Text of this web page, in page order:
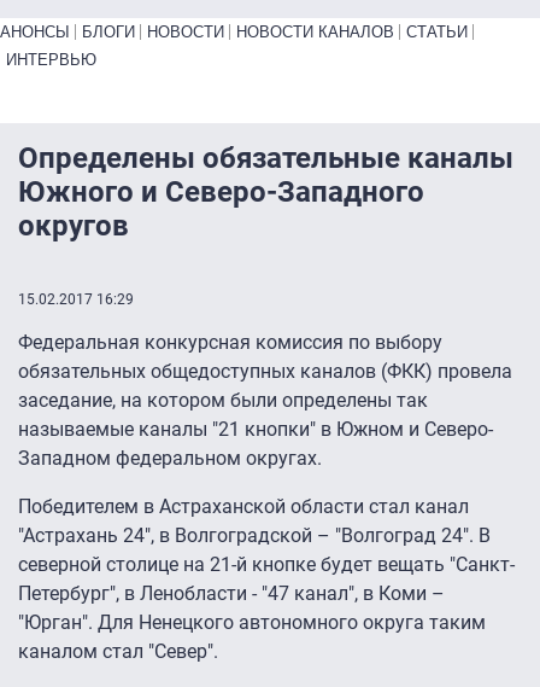
Primary links bottom
АНОНСЫ БЛОГИ НОВОСТИ НОВОСТИ КАНАЛОВ
СТАТЬИ
ИНТЕРВЬЮ
Определены обязательные каналы
Южного и Северо-Западного
округов
15.02.2017 16:29
Федеральная конкурсная комиссия по выбору
обязательных общедоступных каналов (ФКК) провела
заседание, на котором были определены так
называемые каналы "21 кнопки" в Южном и Северо-
Западном федеральном округах.
Победителем в Астраханской области стал канал
"Астрахань 24", в Волгоградской – "Волгоград 24". В
северной столице на 21-й кнопке будет вещать "Санкт-
Петербург", в Ленобласти - "47 канал", в Коми –
"Юрган". Для Ненецкого автономного округа таким
каналом стал "Север".